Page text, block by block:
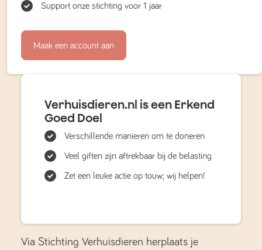
Support onze stichting voor 1 jaar
Maak een account aan
Verhuisdieren.nl is een Erkend
Goed Doel
Verschillende manieren om te doneren
Veel giften zijn aftrekbaar bij de belasting
Zet een leuke actie op touw; wij helpen!
Via Stichting Verhuisdieren herplaats je